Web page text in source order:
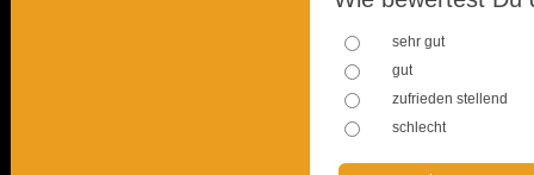
sehr gut
gut
zufrieden stellend
schlecht